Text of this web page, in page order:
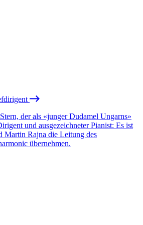
der als «junger Dudamel Ungarns»
und ausgezeichneter Pianist: Es ist
Rajna die Leitung des
übernehmen.